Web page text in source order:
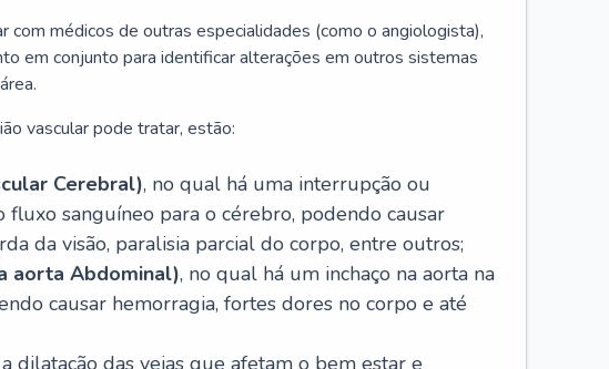
com médicos de outras especialidades (como o angiologista),
em conjunto para identificar alterações em outros sistemas
vascular pode tratar, estão:
Cerebral), no qual há uma interrupção ou
fluxo sanguíneo para o cérebro, podendo causar
da visão, paralisia parcial do corpo, entre outros;
aorta Abdominal), no qual há um inchaço na aorta na
causar hemorragia, fortes dores no corpo e até
dilatação das veias que afetam o bem estar e